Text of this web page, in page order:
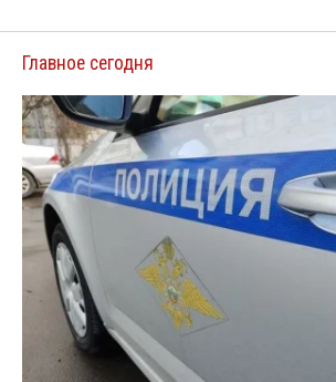
Главное сегодня